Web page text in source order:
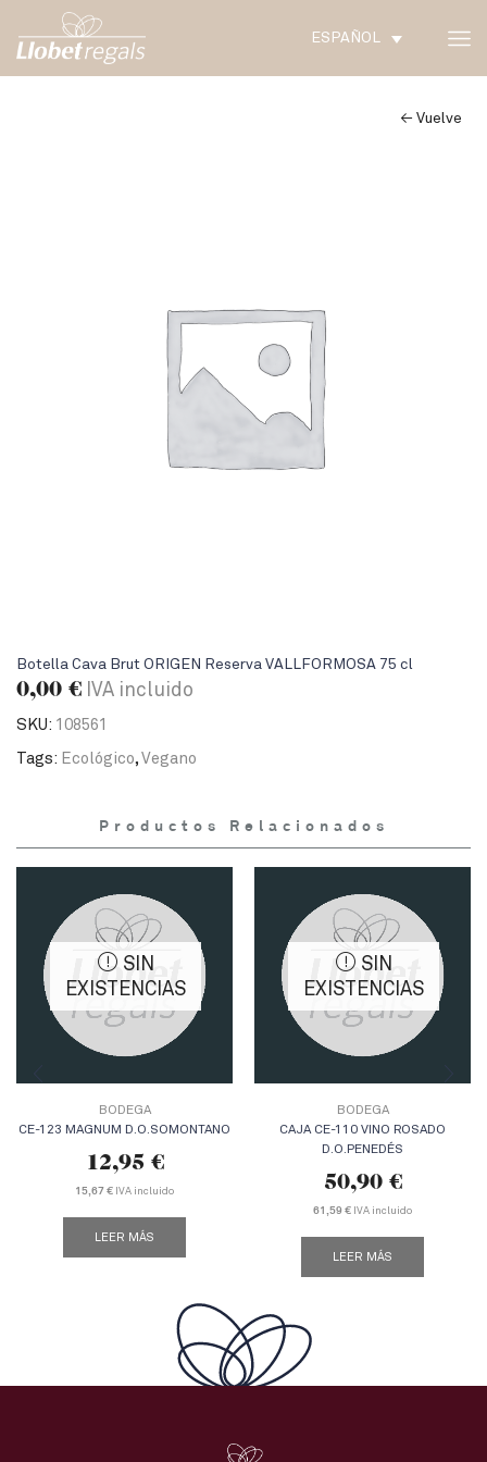
ESPAÑOL
← Vuelve
Botella Cava Brut ORIGEN Reserva VALLFORMOSA 75 cl
0,00 € IVA incluido
SKU: 108561
Tags: Ecológico, Vegano
Productos Relacionados
SIN
EXISTENCIAS
BODEGA
CE-123 MAGNUM D.O.SOMONTANO
12,95 €
15,67 € IVA incluido
LEER MÁS
SIN
EXISTENCIAS
BODEGA
CAJA CE-110 VINO ROSADO
D.O.PENEDÉS
50,90 €
61,59 € IVA incluido
LEER MÁS